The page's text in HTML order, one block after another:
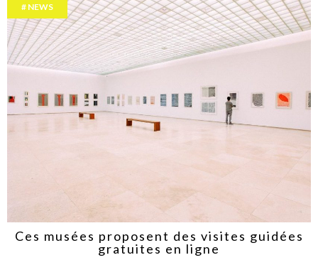
NEWS
Ces musées proposent des visites guidées
gratuites en ligne